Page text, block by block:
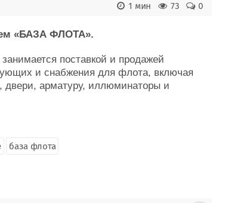
0
73
1 мин
«БАЗА ФЛОТА».
поставкой и продажей
и снабжения для флота, включая
двери, арматуру, иллюминаторы и
база флота